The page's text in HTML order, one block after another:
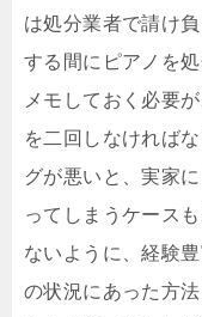
は処分業者で請け
する間にピアノを
メモしておく必要
を二回しなければ
グが悪いと、実家
ってしまうケース
ないように、経験
の状況にあった方